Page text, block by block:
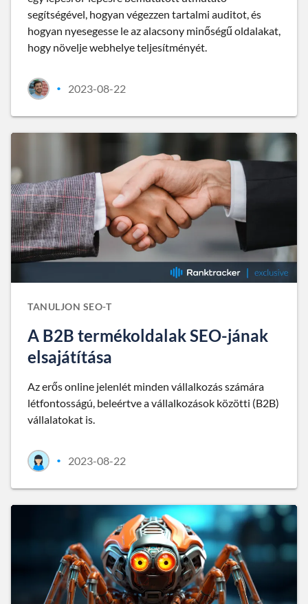
segítségével, hogyan végezzen tartalmi auditot, és
hogyan nyesegesse le az alacsony minőségű oldalakat,
hogy növelje webhelye teljesítményét.
• 2023-08-22
TANULJON SEO-T
A B2B termékoldalak SEO-jának
elsajátítása
Az erős online jelenlét minden vállalkozás számára
létfontosságú, beleértve a vállalkozások közötti (B2B)
vállalatokat is.
• 2023-08-22